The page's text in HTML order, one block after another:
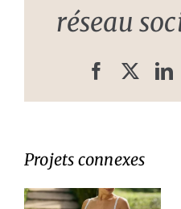
réseau
Facebook
Projets connexes